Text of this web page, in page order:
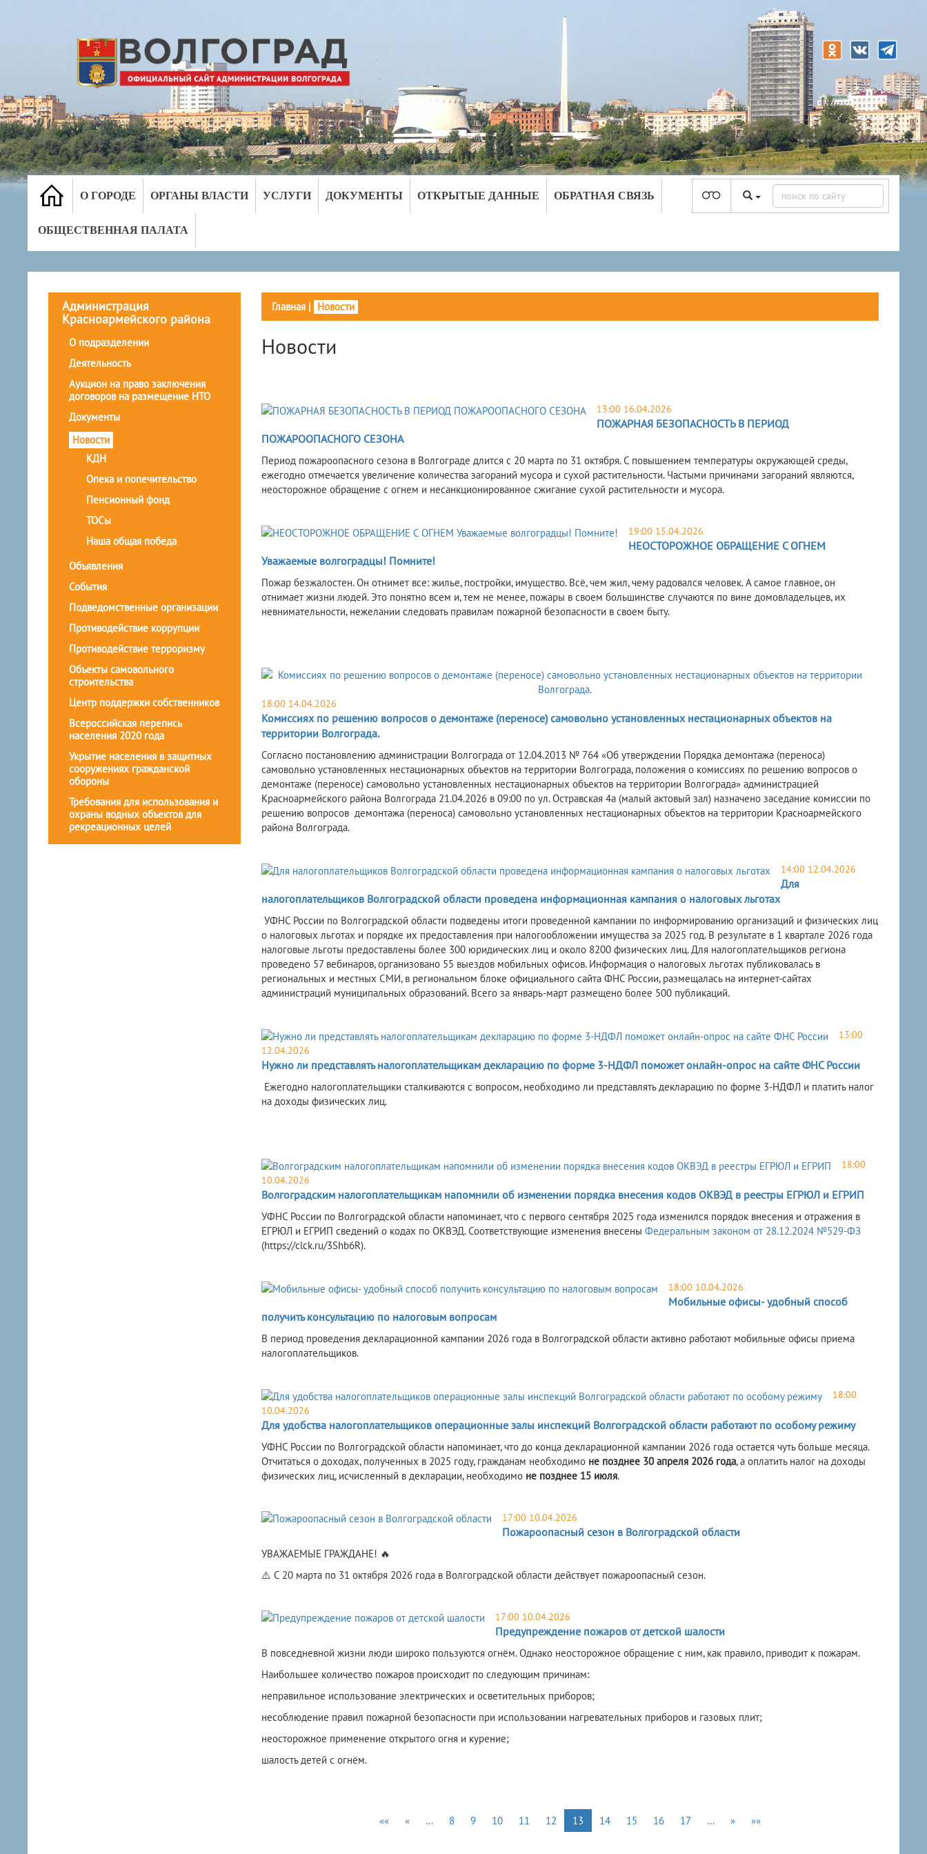
О ГОРОДЕ ОРГАНЫ ВЛАСТИ УСЛУГИ ДОКУМЕНТЫ ОТКРЫТЫЕ ДАННЫЕ ОБРАТНАЯ СВЯЗЬ
ОБЩЕСТВЕННАЯ ПАЛАТА
Администрация
Красноармейского района
О подразделении
Деятельность
Аукцион на право заключения
договоров на размещение НТО
Документы
Новости
КДН
Опека и попечительство
Пенсионный фонд
ТОСы
Наша общая победа
Объявления
События
Подведомственные организации
Противодействие коррупции
Противодействие терроризму
Объекты самовольного
строительства
Центр поддержки собственников
Всероссийская перепись
населения 2020 года
Укрытие населения в защитных
сооружениях гражданской
обороны
Требования для использования и
охраны водных объектов для
рекреационных целей
Главная| Новости
Новости
13:00 16.04.2026
ПОЖАРНАЯ БЕЗОПАСНОСТЬ В ПЕРИОД
ПОЖАРООПАСНОГО СЕЗОНА
Период пожароопасного сезона в Волгограде длится с 20 марта по 31 октября. С повышением температуры окружающей среды,
ежегодно отмечается увеличение количества загораний мусора и сухой растительности. Частыми причинами загораний являются,
неосторожное обращение с огнем и несанкционированное сжигание сухой растительности и мусора.
19:00 15.04.2026
НЕОСТОРОЖНОЕ ОБРАЩЕНИЕ С ОГНЕМ
Уважаемые волгоградцы! Помните!
Пожар безжалостен. Он отнимет все: жилье, постройки, имущество. Всё, чем жил, чему радовался человек. А самое главное, он
отнимает жизни людей. Это понятно всем и, тем не менее, пожары в своем большинстве случаются по вине домовладельцев, их
невнимательности, нежелании следовать правилам пожарной безопасности в своем быту.
18:00 14.04.2026
Комиссиях по решению вопросов о демонтаже (переносе) самовольно установленных нестационарных объектов на
территории Волгограда.
Согласно постановлению администрации Волгограда от 12.04.2013 № 764 «Об утверждении Порядка демонтажа (переноса)
самовольно установленных нестационарных объектов на территории Волгограда, положения о комиссиях по решению вопросов о
демонтаже (переносе) самовольно установленных нестационарных объектов на территории Волгограда» администрацией
Красноармейского района Волгограда 21.04.2026 в 09:00 по ул. Остравская 4а (малый актовый зал) назначено заседание комиссии по
решению вопросов демонтажа (переноса) самовольно установленных нестационарных объектов на территории Красноармейского
района Волгограда.
14:00 12.04.2026
Для
налогоплательщиков Волгоградской области проведена информационная кампания о налоговых льготах
УФНС России по Волгоградской области подведены итоги проведенной кампании по информированию организаций и физических лиц
о налоговых льготах и порядке их предоставления при налогообложении имущества за 2025 год. В результате в 1 квартале 2026 года
налоговые льготы предоставлены более 300 юридических лиц и около 8200 физических лиц. Для налогоплательщиков региона
проведено 57 вебинаров, организовано 55 выездов мобильных офисов. Информация о налоговых льготах публиковалась в
региональных и местных СМИ, в региональном блоке официального сайта ФНС России, размещалась на интернет-сайтах
администраций муниципальных образований. Всего за январь-март размещено более 500 публикаций.
13:00
12.04.2026
Нужно ли представлять налогоплательщикам декларацию по форме 3-НДФЛ поможет онлайн-опрос на сайте ФНС России
Ежегодно налогоплательщики сталкиваются с вопросом, необходимо ли представлять декларацию по форме 3-НДФЛ и платить налог
на доходы физических лиц.
18:00
10.04.2026
Волгоградским налогоплательщикам напомнили об изменении порядка внесения кодов ОКВЭД в реестры ЕГРЮЛ и ЕГРИП
УФНС России по Волгоградской области напоминает, что с первого сентября 2025 года изменился порядок внесения и отражения в
ЕГРЮЛ и ЕГРИП сведений о кодах по ОКВЭД. Соответствующие изменения внесены Федеральным законом от 28.12.2024 №529-ФЗ
(https://clck.ru/3Shb6R).
18:00 10.04.2026
Мобильные офисы- удобный способ
получить консультацию по налоговым вопросам
В период проведения декларационной кампании 2026 года в Волгоградской области активно работают мобильные офисы приема
налогоплательщиков.
18:00
10.04.2026
Для удобства налогоплательщиков операционные залы инспекций Волгоградской области работают по особому режиму
УФНС России по Волгоградской области напоминает, что до конца декларационной кампании 2026 года остается чуть больше месяца.
Отчитаться о доходах, полученных в 2025 году, гражданам необходимо не позднее 30 апреля 2026 года, а оплатить налог на доходы
физических лиц, исчисленный в декларации, необходимо не позднее 15 июля.
17:00 10.04.2026
Пожароопасный сезон в Волгоградской области
УВАЖАЕМЫЕ ГРАЖДАНЕ! 🔥
⚠️ С 20 марта по 31 октября 2026 года в Волгоградской области действует пожароопасный сезон.
17:00 10.04.2026
Предупреждение пожаров от детской шалости
В повседневной жизни люди широко пользуются огнём. Однако неосторожное обращение с ним, как правило, приводит к пожарам.
Наибольшее количество пожаров происходит по следующим причинам:
неправильное использование электрических и осветительных приборов;
несоблюдение правил пожарной безопасности при использовании нагревательных приборов и газовых плит;
неосторожное применение открытого огня и курение;
шалость детей с огнём.
«« « … 8 9 10 11 12 13 14 15 16 17 … » »»